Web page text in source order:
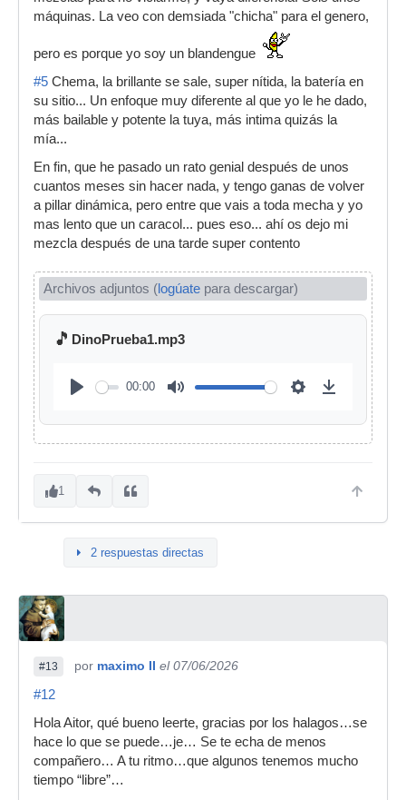
máquinas. La veo con demsiada "chicha" para el genero,
pero es porque yo soy un blandengue
#5 Chema, la brillante se sale, super nítida, la batería en
su sitio... Un enfoque muy diferente al que yo le he dado,
más bailable y potente la tuya, más intima quizás la
mía...
En fin, que he pasado un rato genial después de unos
cuantos meses sin hacer nada, y tengo ganas de volver
a pillar dinámica, pero entre que vais a toda mecha y yo
mas lento que un caracol... pues eso... ahí os dejo mi
mezcla después de una tarde super contento
Archivos adjuntos (logúate para descargar)
🎵 DinoPrueba1.mp3
00:00
1
2 respuestas directas
#13 por maximo II el 07/06/2026
#12
Hola Aitor, qué bueno leerte, gracias por los halagos…se
hace lo que se puede…je… Se te echa de menos
compañero… A tu ritmo…que algunos tenemos mucho
tiempo “libre”…